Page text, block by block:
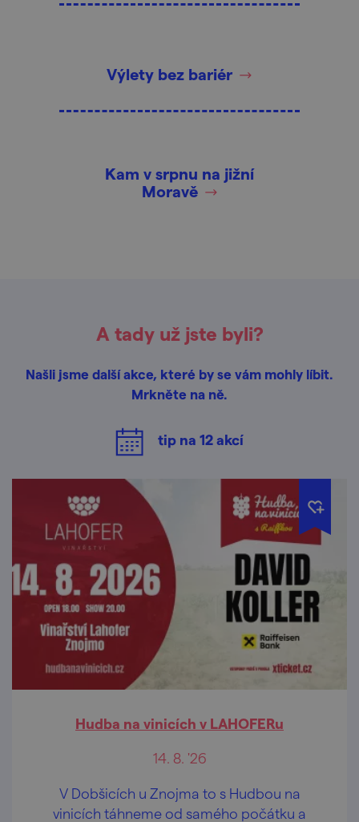
Výlety bez bariér
Kam v srpnu na jižní
Moravě
A tady už jste byli?
Našli jsme další akce, které by se vám mohly líbit.
Mrkněte na ně.
tip na 12akcí
Hudba na vinicích v LAHOFERu
14. 8. '26
V Dobšicích u Znojma to s Hudbou na
vinicích táhneme od samého počátku a